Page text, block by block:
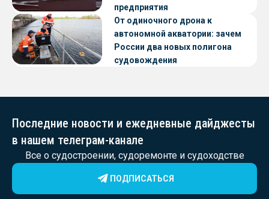
предприятия
От одиночного дрона к
автономной акватории: зачем
России два новых полигона
судовождения
Последние новости и ежедневные дайджесты
в нашем телеграм-канале
Все о судостроении, судоремонте и судоходстве
ПОДПИСАТЬСЯ